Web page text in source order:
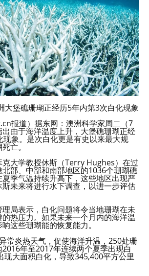
大堡礁珊瑚正经历5年内第3次白化现象
报道）据东网：澳洲科学家周二（7
由于海洋温度上升，大堡礁珊瑚正经
现象。是次白化更是有史以来最大规
亡。
克大学教授休斯（Terry Hughes）在过
部、中部和南部地区的1036个珊瑚礁
季气温持续升高下，这些地区出现严
未来将进行水下调查，以进一步评估
局表示，白化问题将令当地珊瑚在未
热压力。如果未来一个月内的海洋温
这些珊瑚能的恢复能力。
常炎热天气，促使海洋升温，250处珊
年至2017年连续两个夏季出现白
现大面积白化，导致345,400平方公里